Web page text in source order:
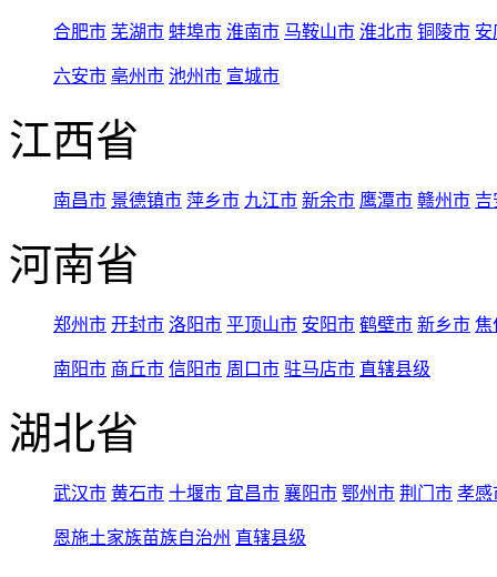
合肥市 芜湖市 蚌埠市 淮南市 马鞍山市 淮北市 铜陵市 安
六安市 亳州市 池州市 宣城市
江西省
南昌市 景德镇市 萍乡市 九江市 新余市 鹰潭市 赣州市 吉
河南省
郑州市 开封市 洛阳市 平顶山市 安阳市 鹤壁市 新乡市 焦
南阳市 商丘市 信阳市 周口市 驻马店市 直辖县级
湖北省
武汉市 黄石市 十堰市 宜昌市 襄阳市 鄂州市 荆门市 孝感
恩施土家族苗族自治州 直辖县级